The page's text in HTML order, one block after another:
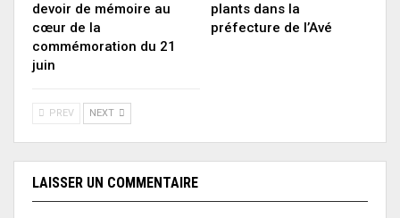
devoir de mémoire au
cœur de la
commémoration du 21
juin
plants dans la
préfecture de l’Avé
PREV NEXT
LAISSER UN COMMENTAIRE